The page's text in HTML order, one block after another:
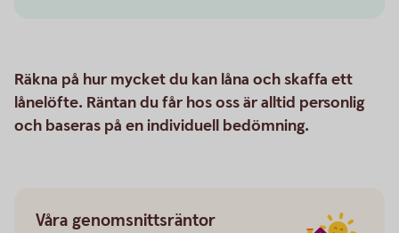
Räkna på hur mycket du kan låna och skaffa ett
lånelöfte. Räntan du får hos oss är alltid personlig
och baseras på en individuell bedömning.
Våra genomsnittsräntor